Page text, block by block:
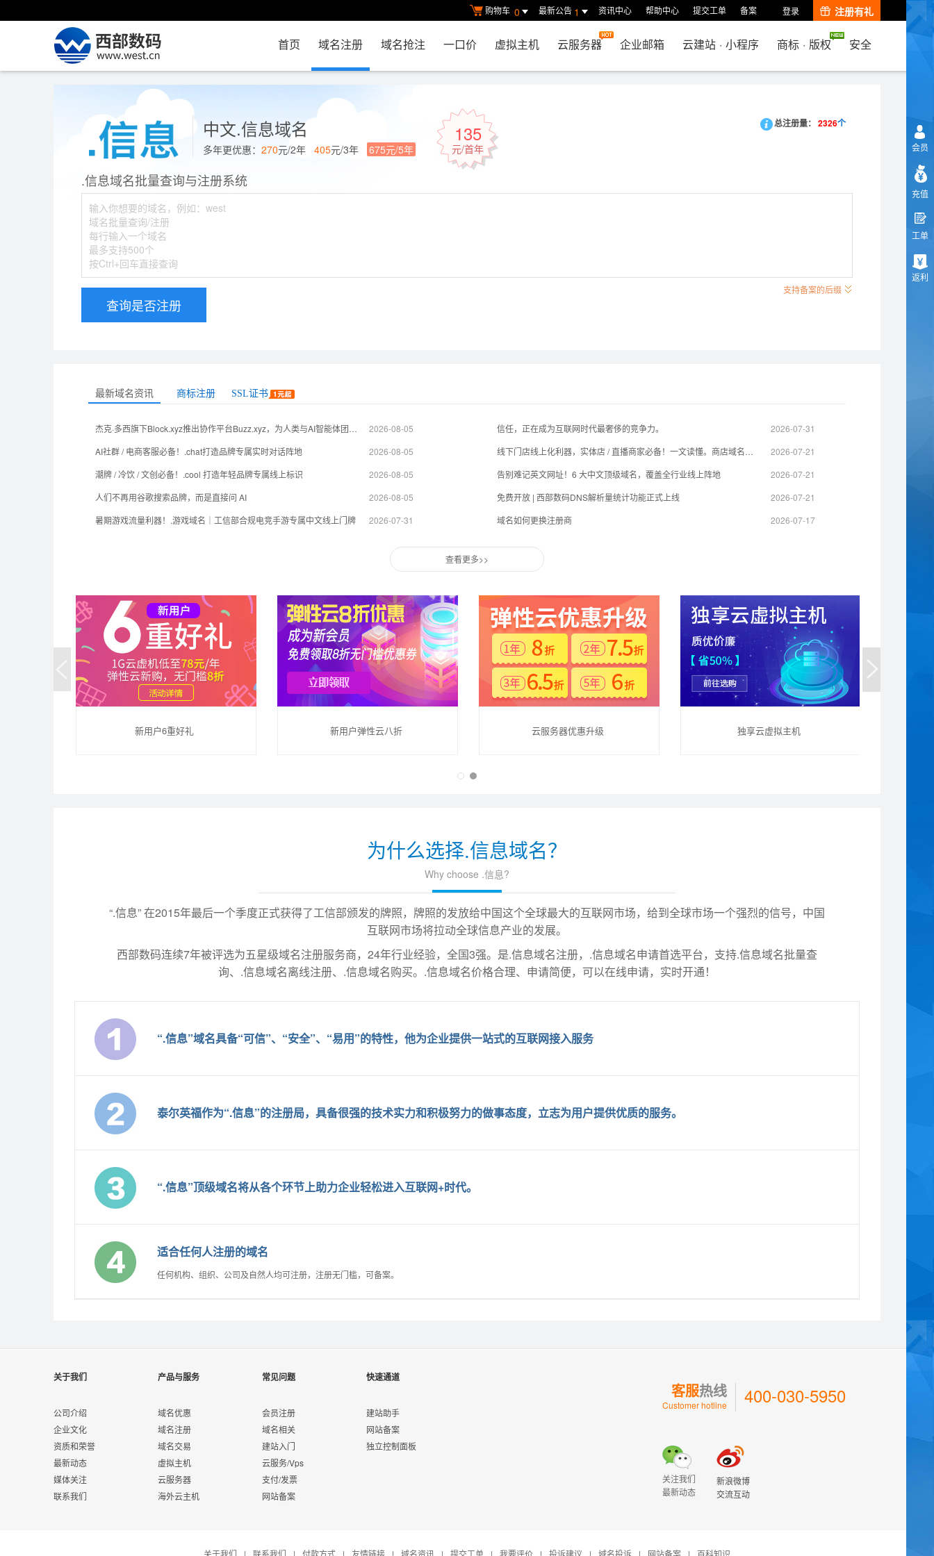
购物车 0 最新公告 1 资讯中心 帮助中心 提交工单 备案 登录 注册有礼
首页 域名注册 域名抢注 一口价 虚拟主机 云服务器 企业邮箱 云建站 · 小程序 商标 · 版权 安全
中文.信息域名
多年更优惠： 270元/2年 405元/3年 675元/5年
135
元/首年
总注册量： 2326个
.信息域名批量查询与注册系统
查询是否注册
支持备案的后缀
最新域名资讯 商标注册 SSL证书
杰克·多西旗下Block.xyz推出协作平台Buzz.xyz，为人类与AI智能体团队打造共享工作空间
2026-08-05
AI社群 / 电商客服必备！.chat打造品牌专属实时对话阵地
2026-08-05
潮牌 / 冷饮 / 文创必备！.cool 打造年轻品牌专属线上标识
2026-08-05
人们不再用谷歌搜索品牌，而是直接问 AI
2026-08-05
暑期游戏流量利器！.游戏域名｜工信部合规电竞手游专属中文线上门牌
2026-07-31
信任，正在成为互联网时代最奢侈的竞争力。
2026-07-31
线下门店线上化利器，实体店 / 直播商家必备！一文读懂。商店域名全域营销价值
2026-07-21
告别难记英文网址！6 大中文顶级域名，覆盖全行业线上阵地
2026-07-21
免费开放 | 西部数码DNS解析量统计功能正式上线
2026-07-21
域名如何更换注册商
2026-07-17
查看更多>>
新用户6重好礼 新用户弹性云八折 云服务器优惠升级 独享云虚拟主机
为什么选择.信息域名？
Why choose .信息?
“.信息” 在2015年最后一个季度正式获得了工信部颁发的牌照，牌照的发放给中国这个全球最大的互联网市场，给到全球市场一个强烈的信号，中国
互联网市场将拉动全球信息产业的发展。
西部数码连续7年被评选为五星级域名注册服务商，24年行业经验，全国3强。是.信息域名注册，.信息域名申请首选平台，支持.信息域名批量查
询、.信息域名离线注册、.信息域名购买。.信息域名价格合理、申请简便，可以在线申请，实时开通！
“.信息”域名具备“可信”、“安全”、“易用”的特性，他为企业提供一站式的互联网接入服务
泰尔英福作为“.信息”的注册局，具备很强的技术实力和积极努力的做事态度，立志为用户提供优质的服务。
“.信息”顶级域名将从各个环节上助力企业轻松进入互联网+时代。
适合任何人注册的域名
任何机构、组织、公司及自然人均可注册，注册无门槛，可备案。
关于我们
公司介绍
企业文化
资质和荣誉
最新动态
媒体关注
联系我们
产品与服务
域名优惠
域名注册
域名交易
虚拟主机
云服务器
海外云主机
常见问题
会员注册
域名相关
建站入门
云服务/Vps
支付/发票
网站备案
快速通道
建站助手
网站备案
独立控制面板
客服热线
Customer hotline 400-030-5950
关注我们
最新动态
新浪微博
交流互动
关于我们 | 联系我们 | 付款方式 | 友情链接 | 域名资讯 | 提交工单 | 我要评价 | 投诉建议 | 域名投诉 | 网站备案 | 百科知识
会员
充值
工单
返利